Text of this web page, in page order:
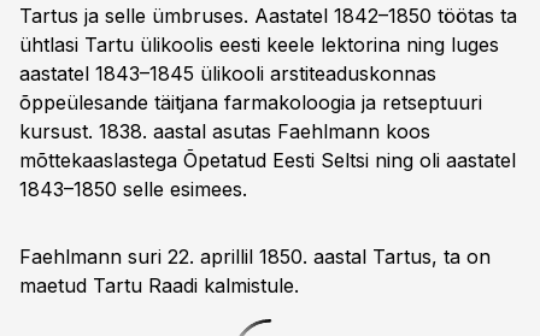
Tartus ja selle ümbruses. Aastatel 1842–1850 töötas ta
ühtlasi Tartu ülikoolis eesti keele lektorina ning luges
aastatel 1843–1845 ülikooli arstiteaduskonnas
õppeülesande täitjana farmakoloogia ja retseptuuri
kursust. 1838. aastal asutas Faehlmann koos
mõttekaaslastega Õpetatud Eesti Seltsi ning oli aastatel
1843–1850 selle esimees.
Faehlmann suri 22. aprillil 1850. aastal Tartus, ta on
maetud Tartu Raadi kalmistule.